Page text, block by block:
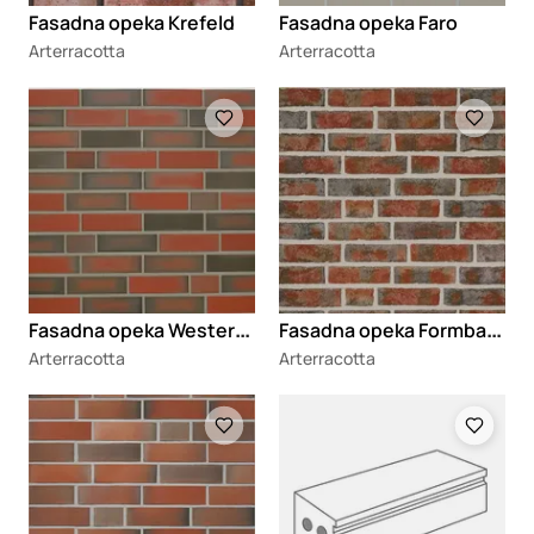
Fasadna opeka Krefeld
Arterracotta
Fasadna opeka Faro
Arterracotta
Loading
F
asadna opeka Westerwald
Arterracotta
Loading
F
asadna opeka Formback
Arterracotta
Loading